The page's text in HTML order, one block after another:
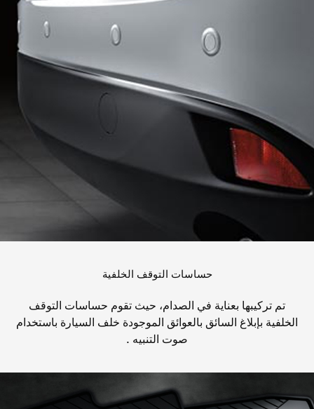
حساسات التوقف الخلفية
تم تركيبها بعناية في الصدام، حيث تقوم حساسات التوقف
الخلفية بإبلاغ السائق بالعوائق الموجودة خلف السيارة باستخدام
صوت التنبيه .